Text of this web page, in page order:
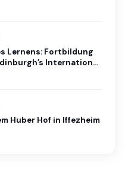
Lernens: Fortbildung
International
Huber Hof in Iffezheim